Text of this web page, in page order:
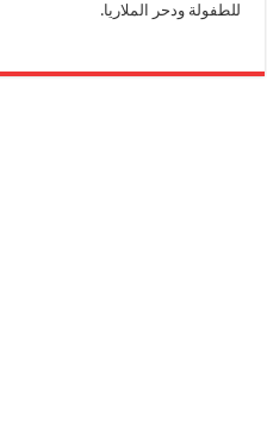
للطفولة ودحر الملاريا.